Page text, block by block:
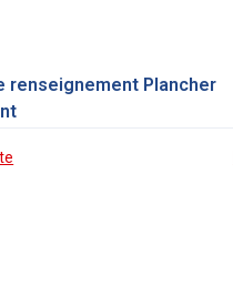
renseignement Plancher